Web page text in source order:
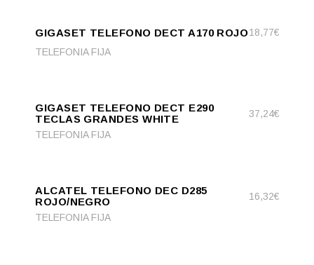
CART
GIGASET TELEFONO DECT A170 ROJO18,77€
TELEFONIA FIJA
CART
GIGASET TELEFONO DECT E290
TECLAS GRANDES WHITE
37,24€
TELEFONIA FIJA
CART
ALCATEL TELEFONO DEC D285
ROJO/NEGRO
16,32€
TELEFONIA FIJA